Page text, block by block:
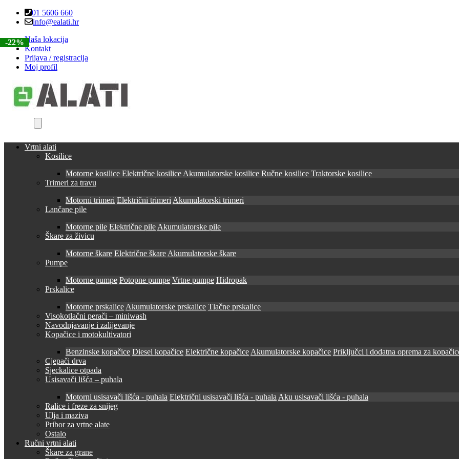
Skip
Skip
01 5606 660
info@ealati.hr
Naša lokacija
Kontakt
Prijava / registracija
Moj profil
Vrtni alati
Kosilice
Motorne kosilice Električne kosilice Akumulatorske kosilice Ručne kosilice Traktorske kosilice
Trimeri za travu
Motorni trimeri Električni trimeri Akumulatorski trimeri
Lančane pile
Motorne pile Električne pile Akumulatorske pile
Škare za živicu
Motorne škare Električne škare Akumulatorske škare
Pumpe
Motorne pumpe Potopne pumpe Vrtne pumpe Hidropak
Prskalice
Motorne prskalice Akumulatorske prskalice Tlačne prskalice
Visokotlačni perači – miniwash
Navodnjavanje i zalijevanje
Kopačice i motokultivatori
Benzinske kopačice Diesel kopačice Električne kopačice Akumulatorske kopačice Priključci i dodatna oprema za
Cjepači drva
Sjeckalice otpada
Usisavači lišća – puhala
Motorni usisavači lišća - puhala Električni usisavači lišća - puhala Aku usisavači lišća - puhala
Ralice i freze za snijeg
Ulja i maziva
Pribor za vrtne alate
Ostalo
Ručni vrtni alati
Škare za grane
-22%
-22%